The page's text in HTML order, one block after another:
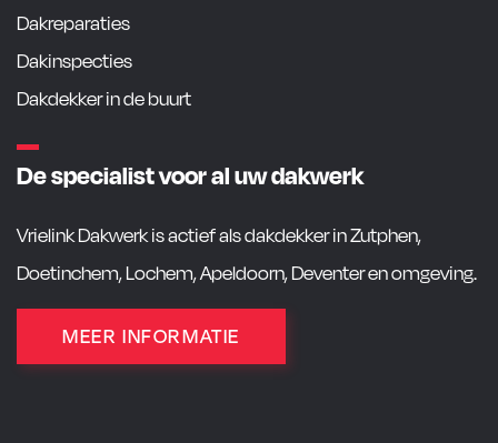
Dakreparaties
Dakinspecties
Dakdekker in de buurt
De specialist voor al uw dakwerk
Vrielink Dakwerk is actief als dakdekker in Zutphen,
Doetinchem, Lochem, Apeldoorn, Deventer en omgeving.
MEER INFORMATIE